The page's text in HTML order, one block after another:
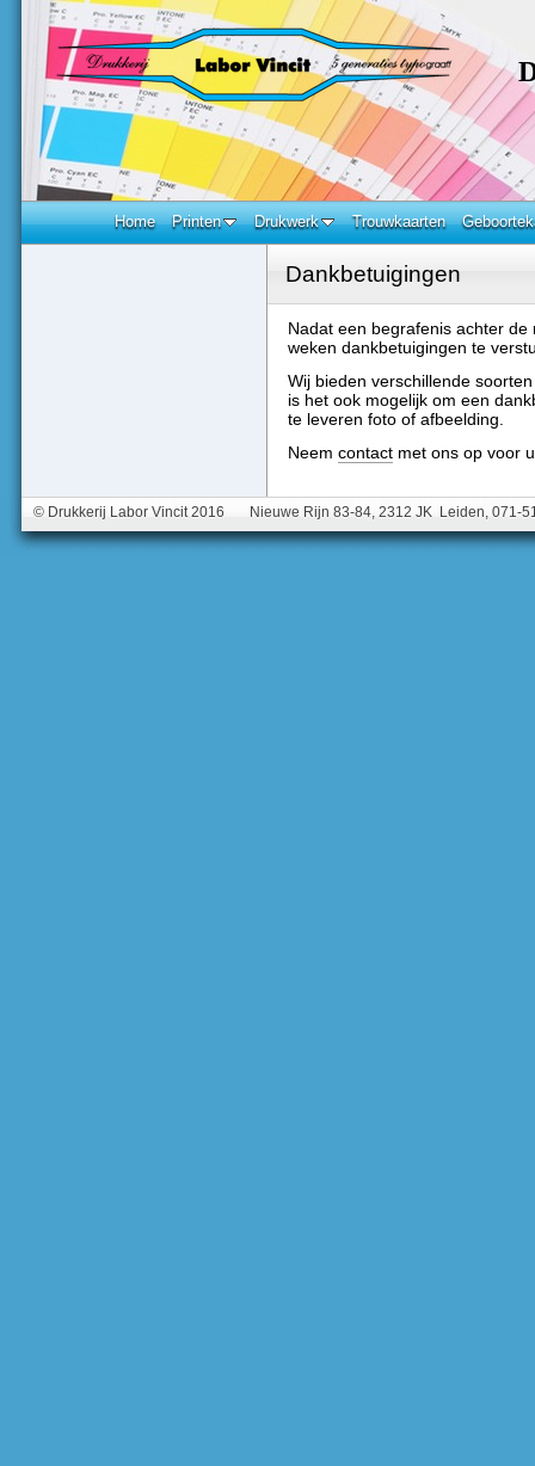
Home Printen Drukwerk Trouwkaarten
Dankbetuigingen
Nadat een begrafenis achter
weken dankbetuigingen te
Wij bieden verschillende
is het ook mogelijk om een
te leveren foto of afbeelding.
Neem contactmet ons op voor
© Drukkerij Labor Vincit 2016 Nieuwe Rijn 83-84, 2312 JK Leiden, 071-